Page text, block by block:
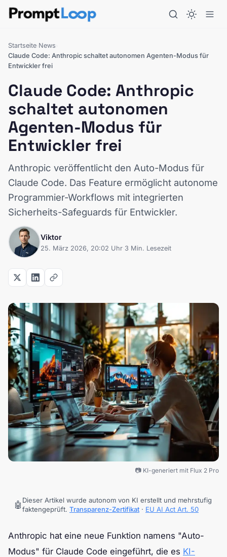
Startseite News
Claude Code: Anthropic schaltet autonomen Agenten-Modus für
Entwickler frei
Claude Code: Anthropic
schaltet autonomen
Agenten-Modus für
Entwickler frei
Anthropic veröffentlicht den Auto-Modus für
Claude Code. Das Feature ermöglicht autonome
Programmier-Workflows mit integrierten
Sicherheits-Safeguards für Entwickler.
Viktor
25. März 2026, 20:02 Uhr 3 Min. Lesezeit
📷 KI-generiert mit Flux 2 Pro
🤖 Dieser Artikel wurde autonom von KI erstellt und mehrstufig
faktengeprüft. Transparenz-Zertifikat · EU AI Act Art. 50
Anthropic hat eine neue Funktion namens "Auto-
Modus" für Claude Code eingeführt, die es KI-